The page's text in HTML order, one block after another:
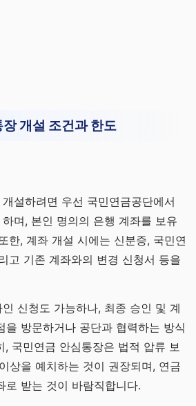
개설 조건과 한도
설하려면 우선 국민연금공단에서
며, 본인 명의의 은행 계좌를 보유
한, 계좌 개설 시에는 신분증, 국민연
고 기존 계좌와의 변경 신청서 등을
신청도 가능하나, 최종 승인 및 계
을 방문하거나 공단과 협력하는 방식
, 국민연금 안심통장은 법적 압류 보
상을 예치하는 것이 권장되며, 연금
로 받는 것이 바람직합니다.